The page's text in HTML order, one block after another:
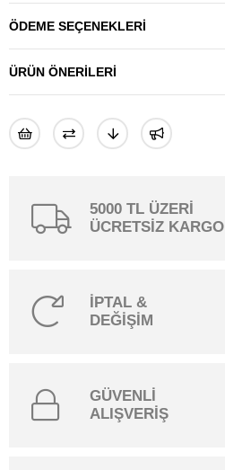
ÖDEME SEÇENEKLERI
ÜRÜN ÖNERILERI
5000 TL ÜZERİ
ÜCRETSİZ KARGO
İPTAL &
DEĞİŞİM
GÜVENLİ
ALIŞVERİŞ